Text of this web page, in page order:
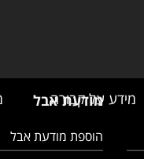
מידע על קבורה
מודעת אבל
הוספת מודעת אבל